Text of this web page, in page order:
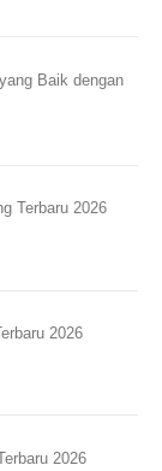
Baik dengan
Terbaru 2026
2026
2026